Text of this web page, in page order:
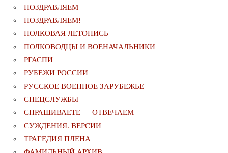
ПОЗДРАВЛЯЕМ
ПОЗДРАВЛЯЕМ!
ПОЛКОВАЯ ЛЕТОПИСЬ
ПОЛКОВОДЦЫ И ВОЕНАЧАЛЬНИКИ
РГАСПИ
РУБЕЖИ РОССИИ
РУССКОЕ ВОЕННОЕ ЗАРУБЕЖЬЕ
СПЕЦСЛУЖБЫ
СПРАШИВАЕТЕ — ОТВЕЧАЕМ
СУЖДЕНИЯ. ВЕРСИИ
ТРАГЕДИЯ ПЛЕНА